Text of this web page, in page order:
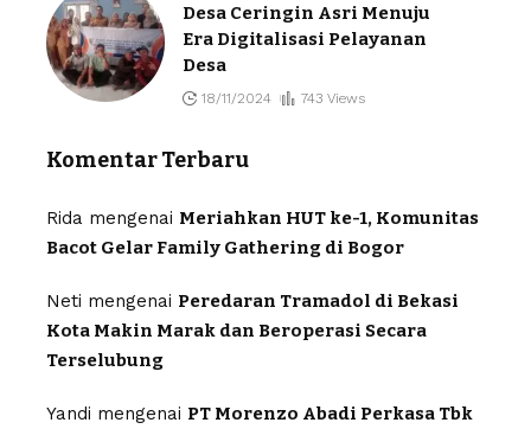
Desa Ceringin Asri Menuju
Era Digitalisasi Pelayanan
Desa
18/11/2024 743 Views
Komentar Terbaru
Rida mengenai Meriahkan HUT ke-1, Komunitas
Bacot Gelar Family Gathering di Bogor
Neti mengenai Peredaran Tramadol di Bekasi
Kota Makin Marak dan Beroperasi Secara
Terselubung
Yandi mengenai PT Morenzo Abadi Perkasa Tbk